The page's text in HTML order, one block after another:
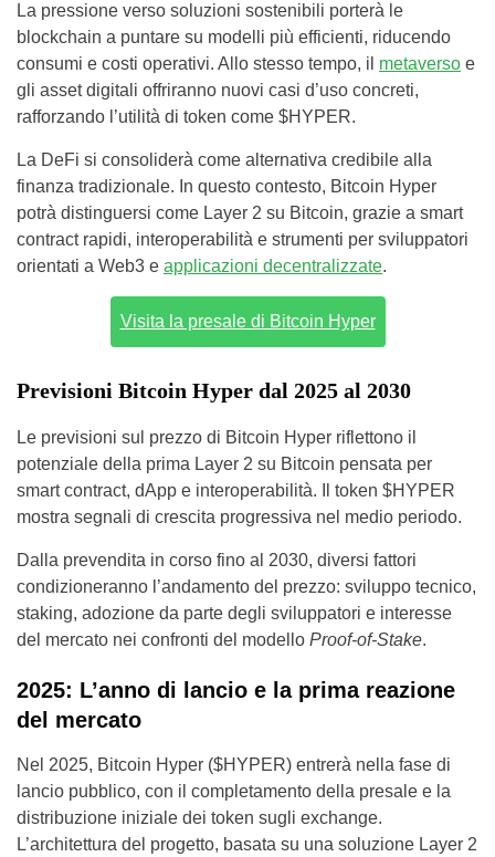
La pressione verso soluzioni sostenibili porterà le
blockchain a puntare su modelli più efficienti, riducendo
consumi e costi operativi. Allo stesso tempo, il metaverso e
gli asset digitali offriranno nuovi casi d’uso concreti,
rafforzando l’utilità di token come $HYPER.
La DeFi si consoliderà come alternativa credibile alla
finanza tradizionale. In questo contesto, Bitcoin Hyper
potrà distinguersi come Layer 2 su Bitcoin, grazie a smart
contract rapidi, interoperabilità e strumenti per sviluppatori
orientati a Web3 e applicazioni decentralizzate.
Visita la presale di Bitcoin Hyper
Previsioni Bitcoin Hyper dal 2025 al 2030
Le previsioni sul prezzo di Bitcoin Hyper riflettono il
potenziale della prima Layer 2 su Bitcoin pensata per
smart contract, dApp e interoperabilità. Il token $HYPER
mostra segnali di crescita progressiva nel medio periodo.
Dalla prevendita in corso fino al 2030, diversi fattori
condizioneranno l’andamento del prezzo: sviluppo tecnico,
staking, adozione da parte degli sviluppatori e interesse
del mercato nei confronti del modello Proof-of-Stake.
2025: L’anno di lancio e la prima reazione
del mercato
Nel 2025, Bitcoin Hyper ($HYPER) entrerà nella fase di
lancio pubblico, con il completamento della presale e la
distribuzione iniziale dei token sugli exchange.
L’architettura del progetto, basata su una soluzione Layer 2